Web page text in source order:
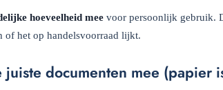
hoeveelheid mee voor persoonlijk gebruik.
of het op handelsvoorraad lijkt.
documenten mee (papier